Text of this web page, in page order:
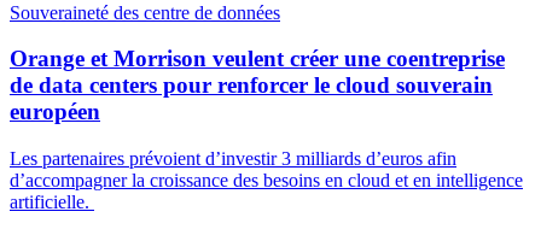
Souveraineté des centre de données
Orange et Morrison veulent créer une coentreprise
de data centers pour renforcer le cloud souverain
européen
Les partenaires prévoient d’investir 3 milliards d’euros afin
d’accompagner la croissance des besoins en cloud et en intelligence
artificielle.